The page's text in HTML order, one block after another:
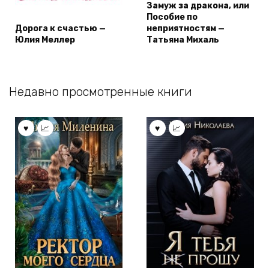
Дорога к счастью —
Юлия Меллер
Замуж за дракона, или
Пособие по
неприятностям —
Татьяна Михаль
Недавно просмотренные книги